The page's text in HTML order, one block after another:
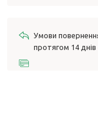
протягом 14 днів